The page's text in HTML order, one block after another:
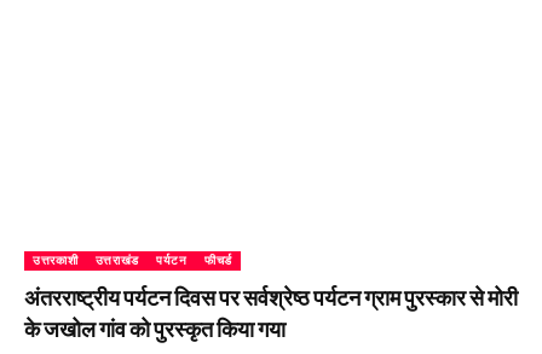
उत्तरकाशी उत्तराखंड पर्यटन फीचर्ड
अंतरराष्ट्रीय पर्यटन दिवस पर सर्वश्रेष्ठ पर्यटन ग्राम पुरस्कार से मोरी
के जखोल गांव को पुरस्कृत किया गया